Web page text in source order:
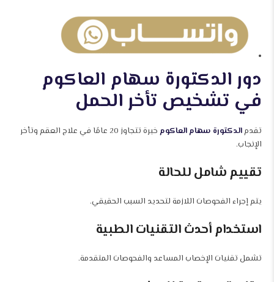
دور الدكتورة سهام العاكوم
في تشخيص تأخر الحمل
تقدمالدكتورة سهام العاكوم
خبرة تتجاوز 20 عامًا في علاج العقم وتأخر
الإنجاب.
تقييم شامل للحالة
يتم إجراء الفحوصات اللازمة لتحديد السبب الحقيقي.
استخدام أحدث التقنيات الطبية
تشمل تقنيات الإخصاب المساعد والفحوصات المتقدمة.